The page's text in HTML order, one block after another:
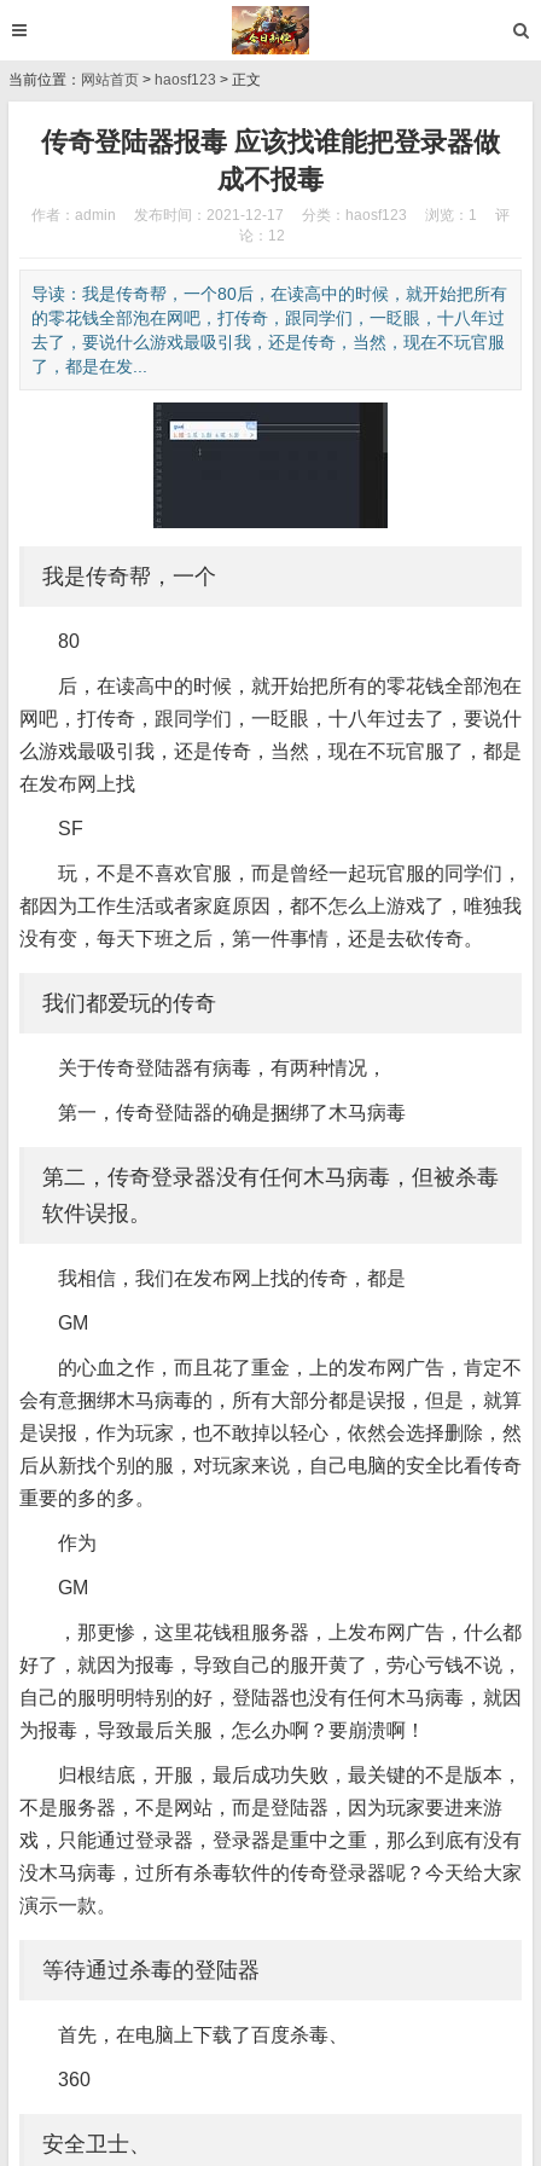
当前位置： 网站首页 > haosf123 > 正文
传奇登陆器报毒 应该找谁能把登录器做
成不报毒
作者：admin 发布时间：2021-12-17 分类： haosf123 浏览：1
评
论：12
导读：我是传奇帮，一个80后，在读高中的时候，就开始把所有
的零花钱全部泡在网吧，打传奇，跟同学们，一眨眼，十八年过
去了，要说什么游戏最吸引我，还是传奇，当然，现在不玩官服
了，都是在发...
我是传奇帮，一个
80
后，在读高中的时候，就开始把所有的零花钱全部泡在
网吧，打传奇，跟同学们，一眨眼，十八年过去了，要说什
么游戏最吸引我，还是传奇，当然，现在不玩官服了，都是
在发布网上找
SF
玩，不是不喜欢官服，而是曾经一起玩官服的同学们，
都因为工作生活或者家庭原因，都不怎么上游戏了，唯独我
没有变，每天下班之后，第一件事情，还是去砍传奇。
我们都爱玩的传奇
关于传奇登陆器有病毒，有两种情况，
第一，传奇登陆器的确是捆绑了木马病毒
第二，传奇登录器没有任何木马病毒，但被杀毒
软件误报。
我相信，我们在发布网上找的传奇，都是
GM
的心血之作，而且花了重金，上的发布网广告，肯定不
会有意捆绑木马病毒的，所有大部分都是误报，但是，就算
是误报，作为玩家，也不敢掉以轻心，依然会选择删除，然
后从新找个别的服，对玩家来说，自己电脑的安全比看传奇
重要的多的多。
作为
GM
，那更惨，这里花钱租服务器，上发布网广告，什么都
好了，就因为报毒，导致自己的服开黄了，劳心亏钱不说，
自己的服明明特别的好，登陆器也没有任何木马病毒，就因
为报毒，导致最后关服，怎么办啊？要崩溃啊！
归根结底，开服，最后成功失败，最关键的不是版本，
不是服务器，不是网站，而是登陆器，因为玩家要进来游
戏，只能通过登录器，登录器是重中之重，那么到底有没有
没木马病毒，过所有杀毒软件的传奇登录器呢？今天给大家
演示一款。
等待通过杀毒的登陆器
首先，在电脑上下载了百度杀毒、
360
安全卫士、